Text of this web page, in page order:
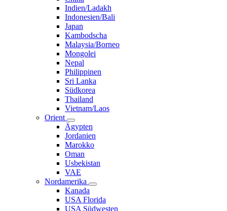
Indien/Ladakh
Indonesien/Bali
Japan
Kambodscha
Malaysia/Borneo
Mongolei
Nepal
Philippinen
Sri Lanka
Südkorea
Thailand
Vietnam/Laos
Orient
Ägypten
Jordanien
Marokko
Oman
Usbekistan
VAE
Nordamerika
Kanada
USA Florida
USA Südwesten